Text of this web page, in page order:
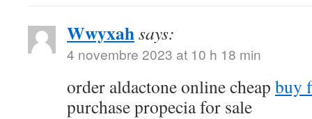
Wwyxahsays:
4 novembre 2023 at 10 h 18 min
order aldactone online cheap buy
purchase propecia for sale